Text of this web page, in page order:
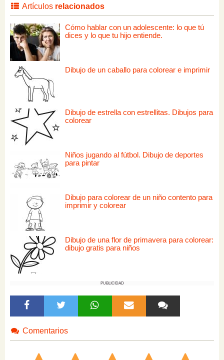
Artículos relacionados
Cómo hablar con un adolescente: lo que tú
dices y lo que tu hijo entiende.
Dibujo de un caballo para colorear e imprimir
Dibujo de estrella con estrellitas. Dibujos para
colorear
Niños jugando al fútbol. Dibujo de deportes
para pintar
Dibujo para colorear de un niño contento para
imprimir y colorear
Dibujo de una flor de primavera para colorear:
dibujo gratis para niños
PUBLICIDAD
Comentarios